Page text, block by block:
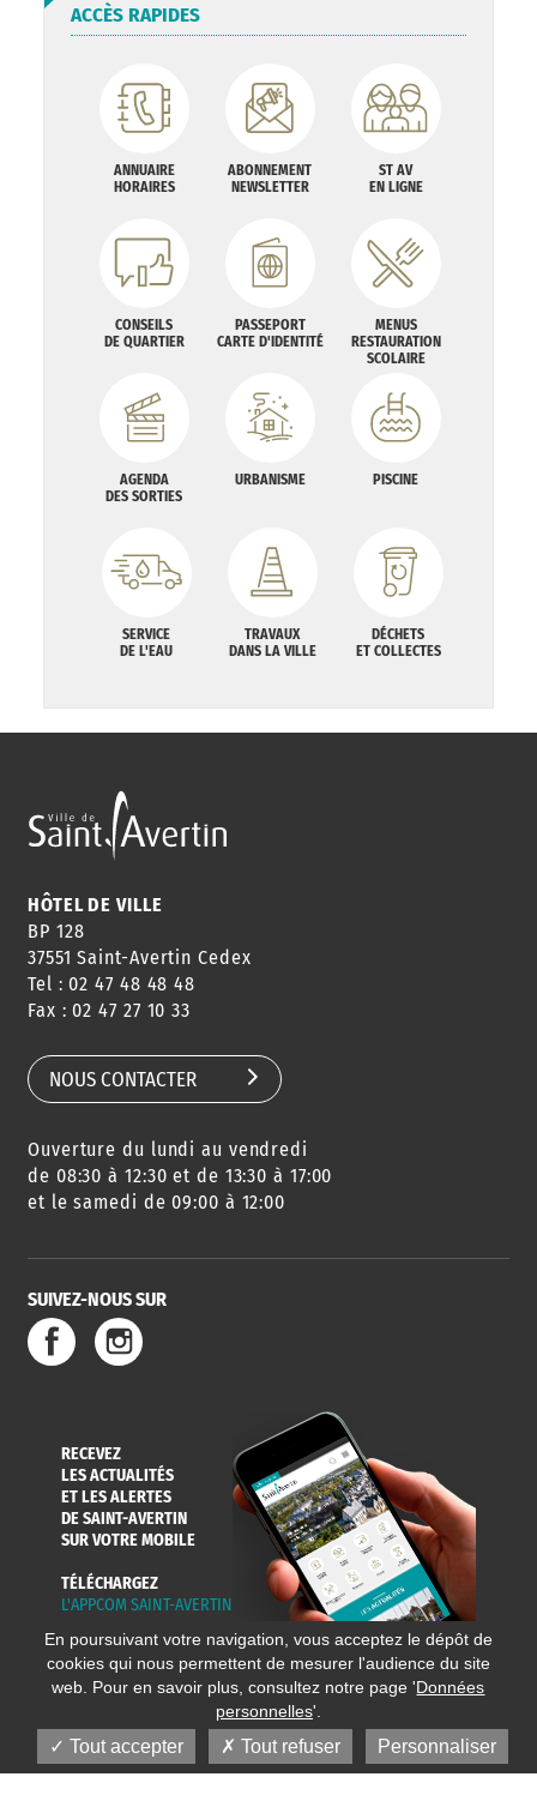
ACCÈS RAPIDES
ANNUAIRE
HORAIRES
ABONNEMENT
NEWSLETTER
ST AV
EN LIGNE
CONSEILS
DE QUARTIER
PASSEPORT
CARTE D'IDENTITÉ
MENUS
RESTAURATION
SCOLAIRE
AGENDA
DES SORTIES
URBANISME PISCINE
SERVICE
DE L'EAU
TRAVAUX
DANS LA VILLE
DÉCHETS
ET COLLECTES
HÔTEL DE VILLE
BP 128
37551 Saint-Avertin Cedex
Tel : 02 47 48 48 48
Fax : 02 47 27 10 33
NOUS CONTACTER
Ouverture du lundi au vendredi
de 08:30 à 12:30 et de 13:30 à 17:00
et le samedi de 09:00 à 12:00
SUIVEZ-NOUS SUR
RECEVEZ
LES ACTUALITÉS
ET LES ALERTES
DE SAINT-AVERTIN
SUR VOTRE MOBILE
TÉLÉCHARGEZ
L'APPCOM SAINT-AVERTIN
En poursuivant votre navigation, vous acceptez le dépôt de
cookies qui nous permettent de mesurer l'audience du site
web. Pour en savoir plus, consultez notre page 'Données
personnelles'.
Tout accepter Tout refuser Personnaliser